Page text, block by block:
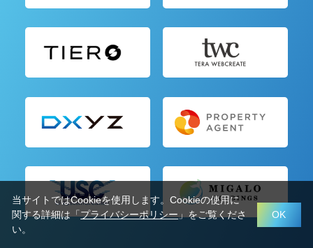
当サイトではCookieを使用します。Cookieの使用に
関する詳細は「プライバシーポリシー 」をご覧くださ
い。
OK